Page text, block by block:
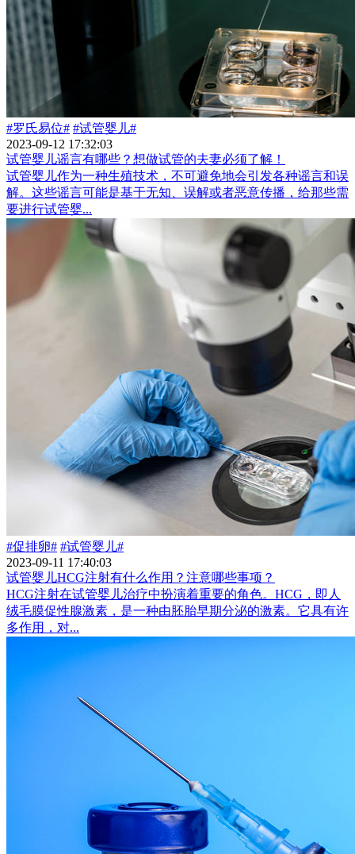
#罗氏易位# #试管婴儿#
2023-09-12 17:32:03
试管婴儿谣言有哪些？想做试管的夫妻必须了解！
试管婴儿作为一种生殖技术，不可避免地会引发各种谣言和误
解。这些谣言可能是基于无知、误解或者恶意传播，给那些需
要进行试管婴...
#促排卵# #试管婴儿#
2023-09-11 17:40:03
试管婴儿HCG注射有什么作用？注意哪些事项？
HCG注射在试管婴儿治疗中扮演着重要的角色。HCG，即人
绒毛膜促性腺激素，是一种由胚胎早期分泌的激素。它具有许
多作用，对...